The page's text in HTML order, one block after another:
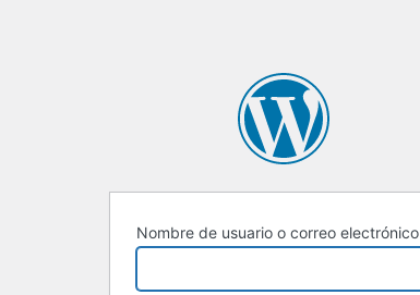
Nombre de usuario o correo electrónico